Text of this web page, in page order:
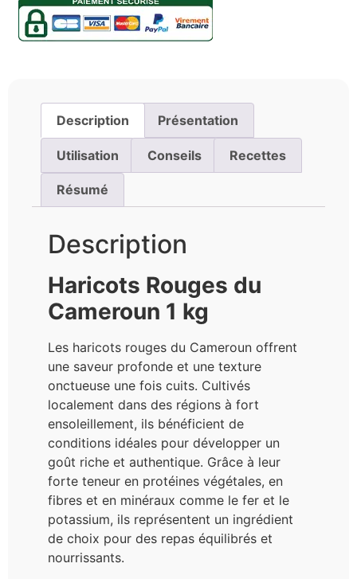
Description Présentation
Utilisation Conseils Recettes
Résumé
Description
Haricots Rouges du
Cameroun 1 kg
Les haricots rouges du Cameroun offrent
une saveur profonde et une texture
onctueuse une fois cuits. Cultivés
localement dans des régions à fort
ensoleillement, ils bénéficient de
conditions idéales pour développer un
goût riche et authentique. Grâce à leur
forte teneur en protéines végétales, en
fibres et en minéraux comme le fer et le
potassium, ils représentent un ingrédient
de choix pour des repas équilibrés et
nourrissants.